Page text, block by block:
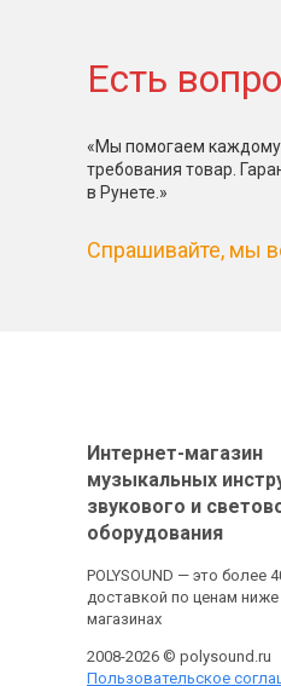
Есть
«Мы помогаем каждому
требования товар.
в Рунете.»
Спрашивайте, мы
Интернет-магазин
музыкальных
звукового и
оборудования
POLYSOUND — это более
доставкой по ценам ниже
магазинах
2008-2026 © polysound.ru
Пользовательское